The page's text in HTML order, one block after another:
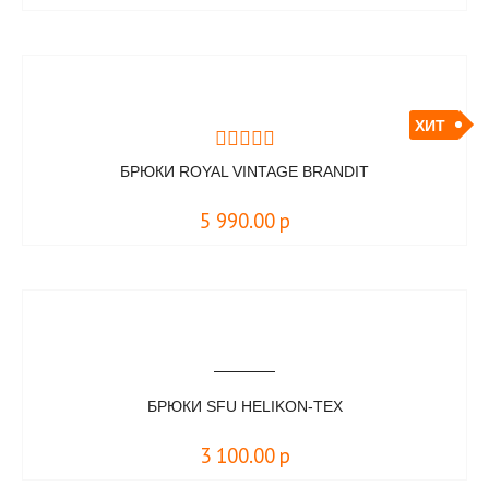
ХИТ
БРЮКИ ROYAL VINTAGE BRANDIT
5 990.00 р
БРЮКИ SFU HELIKON-TEX
3 100.00 р